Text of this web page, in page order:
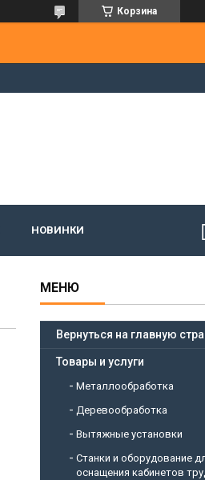
Корзина
НОВИНКИ
Вернуться на главную
Товары и услуги
Металлообработка
Деревообработка
Вытяжные установки
Станки и оборудование
оснащения кабинетов